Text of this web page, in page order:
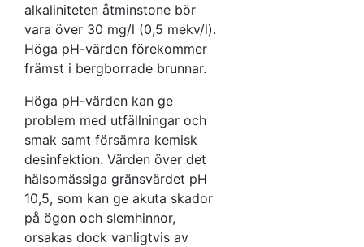
alkaliniteten åtminstone bör
vara över 30 mg/l (0,5 mekv/l).
Höga pH-värden förekommer
främst i bergborrade brunnar.
Höga pH-värden kan ge
problem med utfällningar och
smak samt försämra kemisk
desinfektion. Värden över det
hälsomässiga gränsvärdet pH
10,5, som kan ge akuta skador
på ögon och slemhinnor,
orsakas dock vanligtvis av